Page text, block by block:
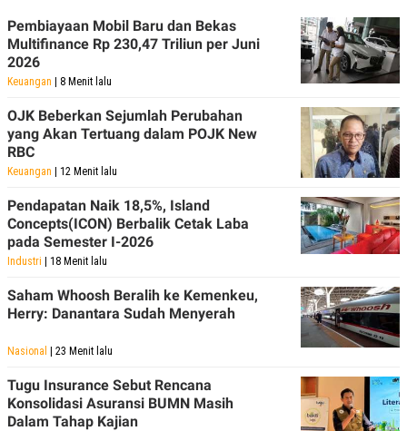
Pembiayaan Mobil Baru dan Bekas
Multifinance Rp 230,47 Triliun per Juni
2026
Keuangan | 8 Menit lalu
OJK Beberkan Sejumlah Perubahan
yang Akan Tertuang dalam POJK New
RBC
Keuangan | 12 Menit lalu
Pendapatan Naik 18,5%, Island
Concepts(ICON) Berbalik Cetak Laba
pada Semester I-2026
Industri | 18 Menit lalu
Saham Whoosh Beralih ke Kemenkeu,
Herry: Danantara Sudah Menyerah
Nasional | 23 Menit lalu
Tugu Insurance Sebut Rencana
Konsolidasi Asuransi BUMN Masih
Dalam Tahap Kajian